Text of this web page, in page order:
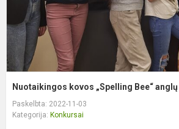
Nuotaikingos kovos „Spelling Bee“
Paskelbta: 2022-11-03
Kategorija: Konkursai